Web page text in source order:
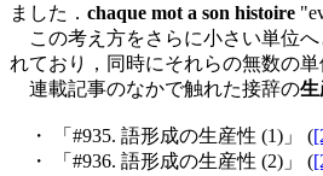
ました． chaque mot a son histoire
この考え方をさらに小さい単位へ
れており，同時にそれらの無数の
連載記事のなかで触れた接辞の生
・ 「#935. 語形成の生産性 (1)」 (
・ 「#936. 語形成の生産性 (2)」 (